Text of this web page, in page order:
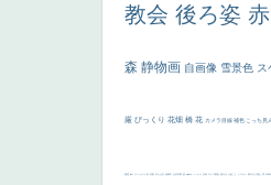
教会 後ろ姿
森 静物画 自画像 雪景色 ス
厳 びっくり 花畑 橋 花 カメラ目線 補色 こっち見
画質 last ヴィーナス 剣 白人少女 食事中 山本芳翠 麦 alciato ハーレム 女神 ローマ教皇 奥行き 火起こし シスター 東方の三博士 114514